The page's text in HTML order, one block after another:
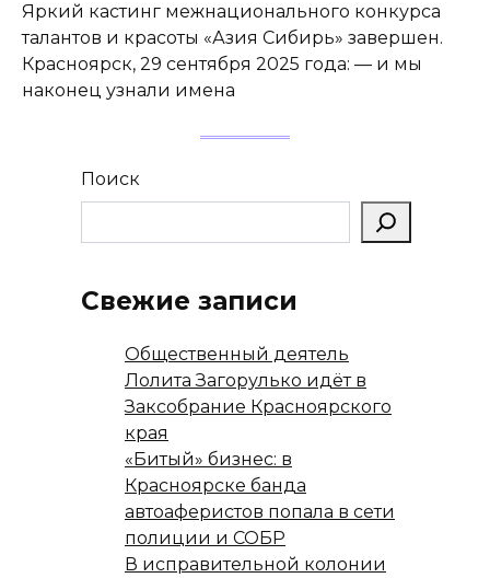
Яркий кастинг межнационального конкурса
талантов и красоты «Азия Сибирь» завершен.
Красноярск, 29 сентября 2025 года: — и мы
наконец узнали имена
Поиск
Свежие записи
Общественный деятель
Лолита Загорулько идёт в
Заксобрание Красноярского
края
«Битый» бизнес: в
Красноярске банда
автоаферистов попала в сети
полиции и СОБР
В исправительной колонии